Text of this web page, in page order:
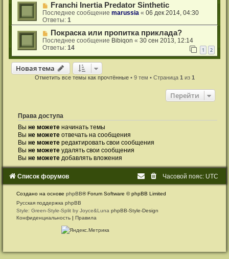
Franchi Inertia Predator Sinthetic
Последнее сообщениеmarussia «06 дек 2014, 04:30
Ответы:1
Покраска или пропитка приклада?
Последнее сообщение Bibiqon «30 сен 2013, 12:14
Ответы:14 1 2
Новая тема
Новаятема
Отметить все темы как прочтённые• 9 тем • Страница 1из 1
Перейти
Права доступа
Выне можете начинать темы
Выне можете отвечать на сообщения
Выне можете редактировать свои сообщения
Выне можете удалять свои сообщения
Выне можете добавлять вложения
Список форумов Часовой пояс: UTC
Создано на основеphpBB® Forum Software © phpBB Limited
Русская поддержка phpBB
Style: Green-Style-Split by Joyce&LunaphpBB-Style-Design
Конфиденциальность |Правила